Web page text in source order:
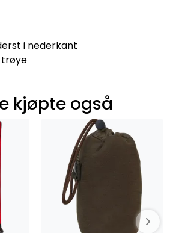
i nederkant
trøye
kjøpte også